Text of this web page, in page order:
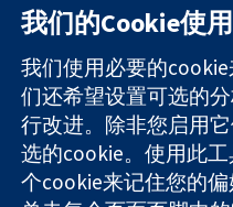
可信任的证据
知情决定
更完善的医疗健
康
Square
London
W1G
我们的Cookie使用
我们使用必要的
们还希望设置可选的
行改进。除非您启用
选的cookie。使用此
个cookie来记住您的